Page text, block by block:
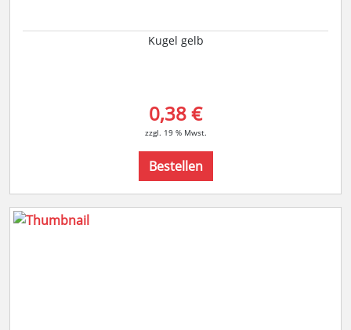
Kugel gelb
0,38 €
zzgl. 19 % Mwst.
Bestellen